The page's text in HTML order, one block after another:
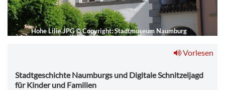
Hohe Lilie.JPG©Copyright: Stadtmuseum Naumburg
Vorlesen
Stadtgeschichte Naumburgs und Digitale Schnitzeljagd
für Kinder und Familien